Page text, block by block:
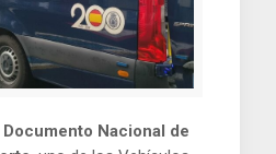
Documento Nacional de